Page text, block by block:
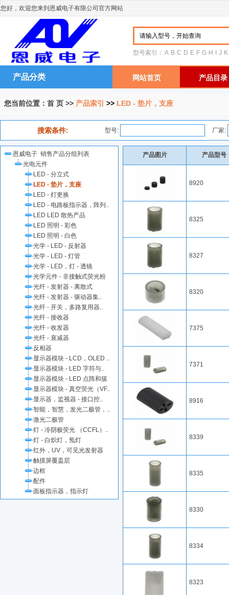
您好，欢迎您来到恩威电子有限公司官方网站
型号索引： A B C D E F G H J K
产品分类 网站首页 产品目录
您当前位置： 首 页 >> 产品索引 >> LED - 垫片，支座
搜索条件: 型号: 厂家:
恩威电子 销售产品分组列表
光电元件
LED - 分立式
LED - 垫片，支座
LED - 灯更换
LED - 电路板指示器，阵列..
LED LED 散热产品
LED 照明 - 彩色
LED 照明 - 白色
光学 - LED - 反射器
光学 - LED - 灯管
光学 - LED，灯 - 透镜
光学元件 - 非接触式荧光粉
光纤 - 发射器 - 离散式
光纤 - 发射器 - 驱动器集..
光纤 - 开关，多路复用器..
光纤 - 接收器
光纤 - 收发器
光纤 - 衰减器
反相器
显示器模块 - LCD，OLED ..
显示器模块 - LED 字符与..
显示器模块 - LED 点阵和簇
显示器模块 - 真空荧光（VF..
显示器，监视器 - 接口控..
智能，智慧，发光二极管，..
激光二极管
灯 - 冷阴极荧光 （CCFL）..
灯 - 白炽灯，氖灯
红外，UV，可见光发射器
触摸屏覆盖层
边框
配件
面板指示器，指示灯
产品图片 产品型号
8920
8325
8327
8320
7375
7371
8916
8339
8335
8330
8334
8323